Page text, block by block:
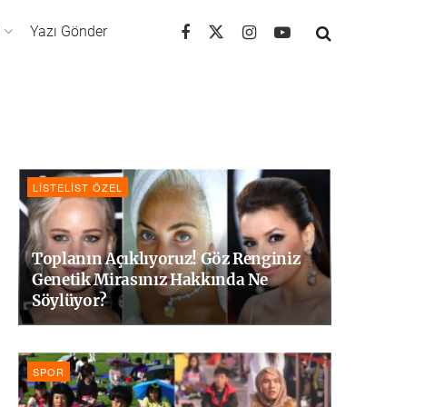
Yazı Gönder
LISTELIST ÖZEL
Toplanın Açıklıyoruz! Göz Renginiz
Genetik Mirasınız Hakkında Ne
Söylüyor?
SPOR